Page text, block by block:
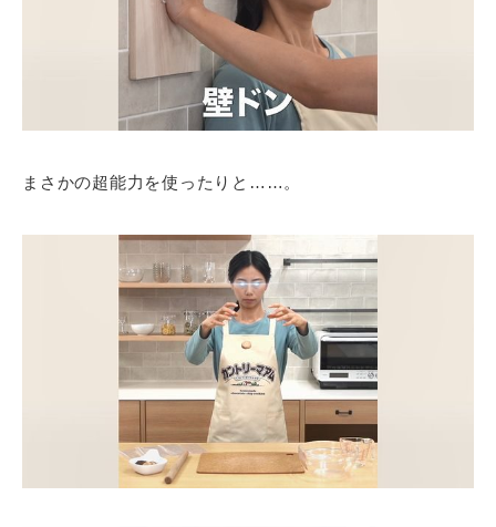
まさかの超能力を使ったりと……。